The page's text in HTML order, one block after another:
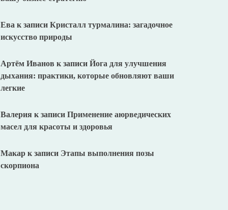
Ева к записи Кристалл турмалина: загадочное
искусство природы
Артём Иванов к записи Йога для улучшения
дыхания: практики, которые обновляют ваши
легкие
Валерия к записи Применение аюрведических
масел для красоты и здоровья
Макар к записи Этапы выполнения позы
скорпиона